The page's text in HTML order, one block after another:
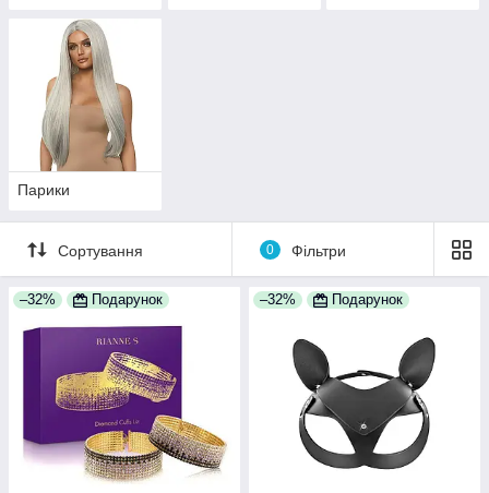
Парики
Сортування 0 Фільтри
–32% Подарунок –32% Подарунок